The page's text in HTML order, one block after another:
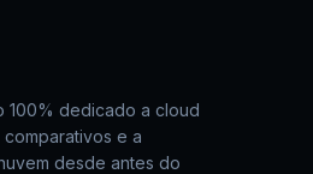
100% dedicado a cloud
comparativos e a
desde antes do